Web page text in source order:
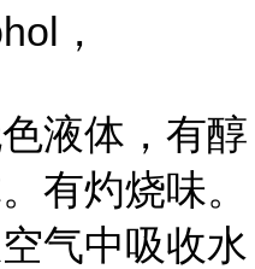
，
液体，有醇
有灼烧味。
气中吸收水